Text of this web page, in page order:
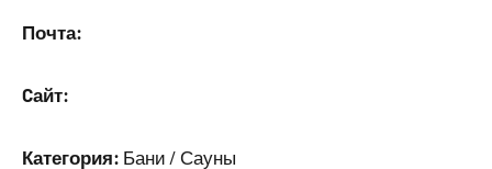
Почта:
Cайт:
Категория: Бани / Сауны